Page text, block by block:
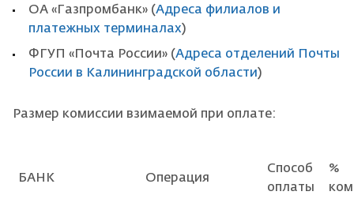
ОА «Газпромбанк» (Адреса филиалов и
платежных терминалах)
ФГУП «Почта России» (Адреса отделений Почты
России в Калининградской области)
Размер комиссии взимаемой при оплате:
БАНК Операция
Способ
оплаты
%